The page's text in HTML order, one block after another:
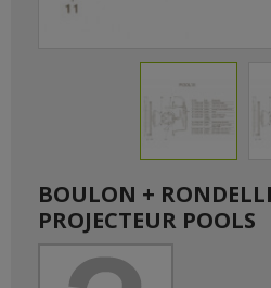
BOULON +
PROJECTEUR POOLS